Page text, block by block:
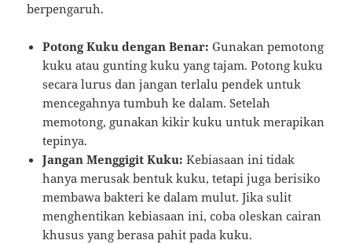
berpengaruh.
Potong Kuku dengan Benar: Gunakan pemotong
kuku atau gunting kuku yang tajam. Potong kuku
secara lurus dan jangan terlalu pendek untuk
mencegahnya tumbuh ke dalam. Setelah
memotong, gunakan kikir kuku untuk merapikan
tepinya.
Jangan Menggigit Kuku: Kebiasaan ini tidak
hanya merusak bentuk kuku, tetapi juga berisiko
membawa bakteri ke dalam mulut. Jika sulit
menghentikan kebiasaan ini, coba oleskan cairan
khusus yang berasa pahit pada kuku.